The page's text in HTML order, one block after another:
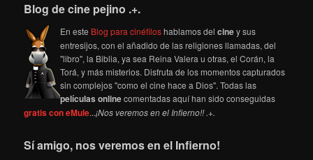
Blog de cine pejino .+.
En este Blog para cinéfiloshablamos delciney sus
entresijos, con el añadido de las religiones llamadas, del
"libro", la Biblia, ya sea Reina Valera u otras, el Corán, la
Torá, y más misterios. Disfruta de los momentos capturados
sin complejos "como el cine hace a Dios". Todas las
películas onlinecomentadas aquí han sido conseguidas
gratis con eMule...¡Nos veremos en el Infierno!! .+.
Sí amigo, nos veremos en el Infierno!